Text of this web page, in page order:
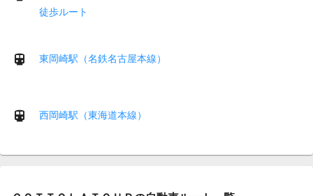
徒歩ルート
東岡崎駅（名鉄名古屋本線）
西岡崎駅（東海道本線）